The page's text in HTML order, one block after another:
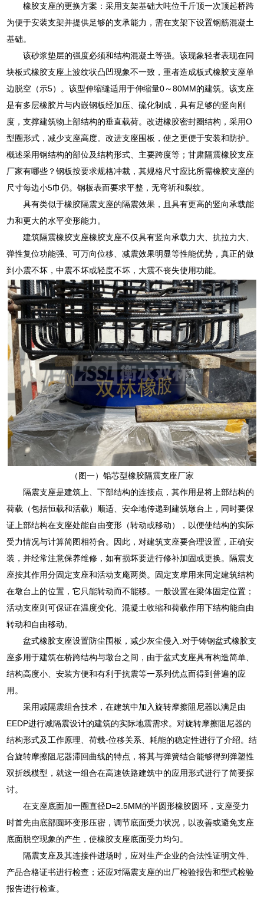
橡胶支座的更换方案：采用支架基础大吨位千斤顶一次顶起桥跨
为便于安装支架并提供足够的支承能力，需在支架下设置钢筋混凝土
基础。
该砂浆垫层的强度必须和结构混凝土等强。该现象轻者表现在同
块板式橡胶支座上波纹状凸凹现象不一致，重者造成板式橡胶支座单
边脱空（示5）。该型伸缩缝适用于伸缩量0～80MM的建筑。该支座
是有多层橡胶片与内嵌钢板经加压、硫化制成，具有足够的竖向刚
度，支撑建筑物上部结构的垂直载荷。改进橡胶密封圈结构，采用O
型圈形式，减少支座高度。改进支座围板，使之更便于安装和防护。
概述采用钢结构的部位及结构形式、主要跨度等；甘肃隔震橡胶支座
厂家有哪些？钢板按要求规格冲裁，其规格尺寸应比所需橡胶支座的
尺寸每边小5巾仍。钢板表而要求平整，无弯祈和裂纹。
具有类似于橡胶隔震支座的隔震效果，且具有更高的竖向承载能
力和更大的水平变形能力。
建筑隔震橡胶支座橡胶支座不仅具有竖向承载力大、抗拉力大、
弹性复位功能强、可万向位移、减震效果明显等性能优势，真正的做
到小震不坏，中震不坏或轻度不坏，大震不丧失使用功能。
（图一）铅芯型橡胶隔震支座厂家
隔震支座是建筑上、下部结构的连接点，其作用是将上部结构的
荷载（包括恒载和活载）顺适、安伞地传递到建筑墩台上，同时要保
证上部结构在支座处能自由变形（转动或移动），以便使结构的实际
受力情况与计算简图相符合。因此，对建筑支座要合理设置，正确安
装，并经常注意保养维修，如有损坏要进行修补加固或更换。隔震支
座按其作用分固定支座和活动支庵两类。固定支摩用来同定建筑结构
在墩台上的位置，它只能转动而不能移。一般设置在梁体固定位置；
活动支座则可保证在温度变化、混凝土收缩和荷载作用下结构能自由
转动和自由移动。
盆式橡胶支座设置防尘围板，减少灰尘侵入.对于铸钢盆式橡胶支
座多用于建筑在桥跨结构与墩台之间，由于盆式支座具有构造简单、
结构高度小、安装方便和有利于抗震等一系列优点而得到普遍的应
用。
采用减隔震组合技术，在建筑中加入旋转摩擦阻尼器以满足由
EEDP进行减隔震设计的建筑的实际地震需求。对旋转摩擦阻尼器的
结构形式及工作原理、荷载-位移关系、耗能的稳定性进行了介绍。结
合旋转摩擦阻尼器滞回曲线的特点，将其与弹簧结合能够得到弹塑性
双折线模型，就这一组合在高速铁路建筑中的应用形式进行了简要探
讨。
在支座底面加一圈直径D=2.5MM的半圆形橡胶圆环，支座受力
时首先由底部圆环变形压密，调节底面受力状况，以改善或避免支座
底面脱空现象的产生，使橡胶支座底面受力均匀。
隔震支座及其连接件进场时，应对生产企业的合法性证明文件、
产品合格证书进行检查；还应对隔震支座的出厂检验报告和型式检验
报告进行检查。